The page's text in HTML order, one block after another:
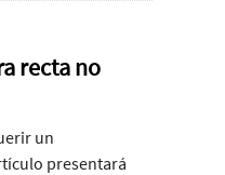
recta no
un
presentará